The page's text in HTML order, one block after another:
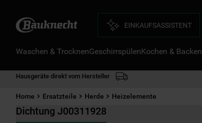
EINKAUFSASSISTENT
Waschen & TrocknenGeschirrspülenKochen & Backen
Hausgeräte direkt vom Hersteller
Home Ersatzteile Herde Heizelemente
Dichtung J00311928